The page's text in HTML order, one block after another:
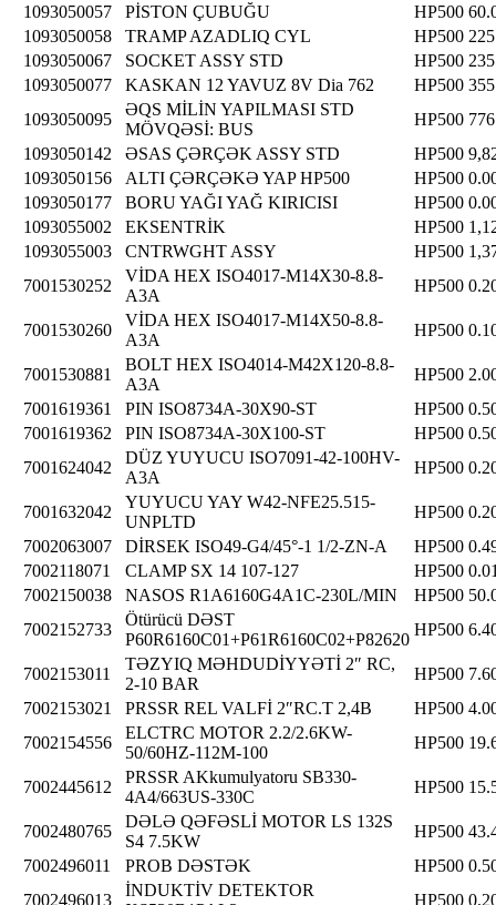
1093050057
PİSTON ÇUBUĞU HP500
1093050058
TRAMP AZADLIQ CYL HP500
1093050067
SOCKET ASSY STD HP500
1093050077
KASKAN 12 YAVUZ 8V Dia 762 HP500
1093050095
ƏQS MİLİN YAPILMASI STD
MÖVQƏSİ: BUS
HP500
1093050142
ƏSAS ÇƏRÇƏK ASSY STD HP500
1093050156
ALTI ÇƏRÇƏKƏ YAP HP500 HP500
1093050177
BORU YAĞI YAĞ KIRICISI HP500
1093055002
EKSENTRİK HP500
1093055003
CNTRWGHT ASSY HP500
7001530252
VİDA HEX ISO4017-M14X30-8.8-
A3A
HP500
7001530260
VİDA HEX ISO4017-M14X50-8.8-
A3A
HP500
7001530881
BOLT HEX ISO4014-M42X120-8.8-
A3A
HP500
7001619361
PIN ISO8734A-30X90-ST HP500
7001619362
PIN ISO8734A-30X100-ST HP500
7001624042
DÜZ YUYUCU ISO7091-42-100HV-
A3A
HP500
7001632042
YUYUCU YAY W42-NFE25.515-
UNPLTD
HP500
7002063007
DİRSEK ISO49-G4/45°-1 1/2-ZN-A HP500
7002118071
CLAMP SX 14 107-127 HP500
7002150038
NASOS R1A6160G4A1C-230L/MIN HP500
7002152733
Ötürücü DƏST
P60R6160C01+P61R6160C02+P82620
HP500
7002153011
TƏZYIQ MƏHDUDİYYƏTİ 2″ RC,
2-10 BAR
HP500
7002153021
PRSSR REL VALFİ 2″RC.T 2,4B HP500
7002154556
ELCTRC MOTOR 2.2/2.6KW-
50/60HZ-112M-100
HP500
7002445612
PRSSR AKkumulyatoru SB330-
4A4/663US-330C
HP500
7002480765
DƏLƏ QƏFƏSLİ MOTOR LS 132S
S4 7.5KW
HP500
7002496011
PROB DƏSTƏK HP500
7002496013
İNDUKTİV DETEKTOR
HP500